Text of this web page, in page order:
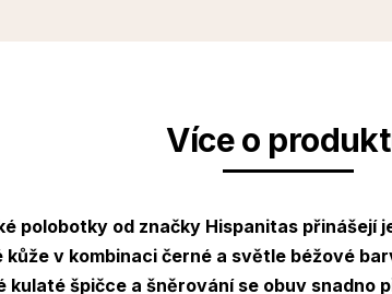
Více o
polobotky od značky Hispanitas přinášejí
kůže v kombinaci černé a světle béžové
kulaté špičce a šněrováníse obuv snadno